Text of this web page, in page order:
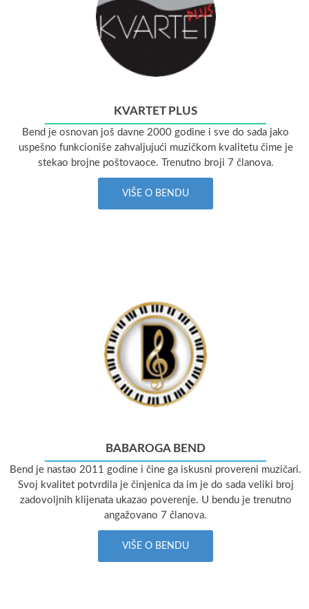
KVARTET PLUS
Bend je osnovan još davne 2000 godine i sve do sada jako
uspešno funkcioniše zahvaljujući muzičkom kvalitetu čime je
stekao brojne poštovaoce. Trenutno broji 7 članova.
VIŠE O BENDU
BABAROGA BEND
Bend je nastao 2011 godine i čine ga iskusni provereni muzičari.
Svoj kvalitet potvrdila je činjenica da im je do sada veliki broj
zadovoljnih klijenata ukazao poverenje. U bendu je trenutno
angažovano 7 članova.
VIŠE O BENDU